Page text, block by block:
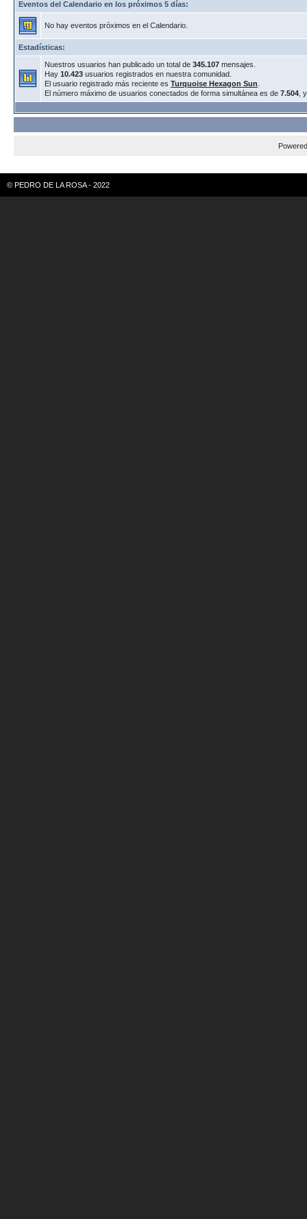
Eventos del Calendario en los próximos 5 días:
No hay eventos próximos en el Calendario.
Estadísticas:
Nuestros usuarios han publicado un total de 345.107 mensajes.
Hay 10.423 usuarios registrados en nuestra comunidad.
El usuario registrado más reciente es Turquoise Hexagon Sun
El número máximo de usuarios conectados de forma simultánea es de 7.504 ,
© PEDRO DE LA ROSA - 2022